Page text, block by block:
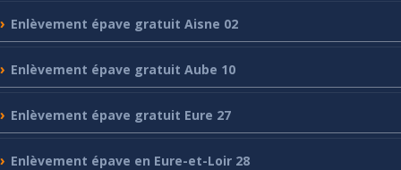
Enlèvement épave gratuit Aisne 02
Enlèvement épave gratuit Aube 10
Enlèvement épave gratuit Eure 27
Enlèvement épave en Eure-et-Loir 28